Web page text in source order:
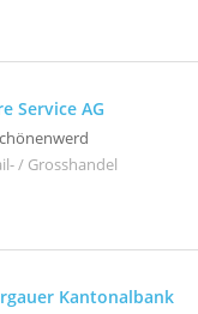
Service AG
/ Grosshandel
Kantonalbank